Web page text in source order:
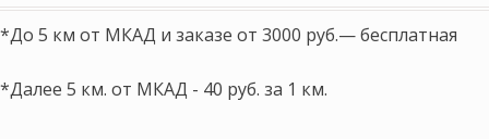
*До 5 км от МКАД и заказе от 3000 руб.— бесплатная
*Далее 5 км. от МКАД - 40 руб. за 1 км.